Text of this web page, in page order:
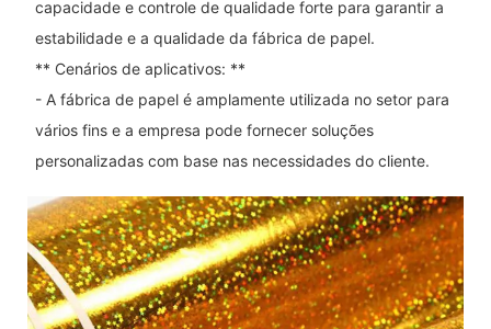
capacidade e controle de qualidade forte para garantir a
estabilidade e a qualidade da fábrica de papel.
** Cenários de aplicativos: **
- A fábrica de papel é amplamente utilizada no setor para
vários fins e a empresa pode fornecer soluções
personalizadas com base nas necessidades do cliente.